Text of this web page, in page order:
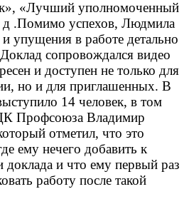
«Лучший уполномоченный
д .Помимо успехов, Людмила
и упущения в работе детально
сопровождался видео
и доступен не только для
но и для приглашенных. В
14 человек, в том
Профсоюза Владимир
отметил, что это
ему нечего добавить к
доклада и что ему первый раз
работу после такой